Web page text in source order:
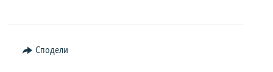
Сподели